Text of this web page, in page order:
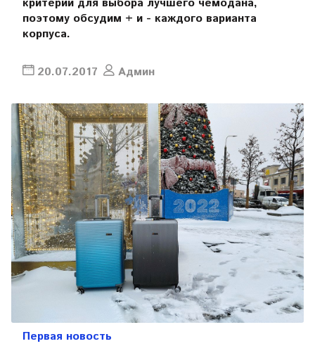
поэтому обсудим + и - каждого варианта
корпуса.
20.07.2017 Админ
Первая новость